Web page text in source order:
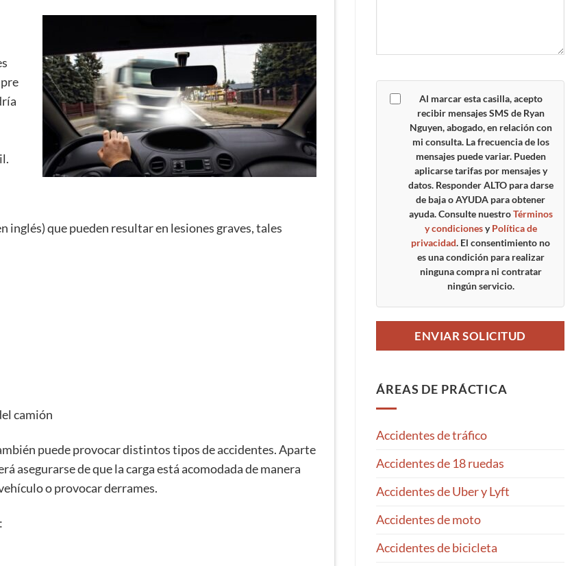
inglés) que pueden resultar en lesiones graves, tales
camión
puede provocar distintos tipos de accidentes. Aparte
asegurarse de que la carga está acomodada de manera
o provocar derrames.
Al marcar esta casilla, acepto
recibir mensajes SMS de Ryan
Nguyen, abogado, en relación con
mi consulta. La frecuencia de los
mensajes puede variar. Pueden
aplicarse tarifas por mensajes y
datos. ResponderALTOpara darse
de baja oAYUDA para obtener
ayuda. Consulte nuestroTérminos
y condicionesyPolítica de
privacidad. El consentimiento no
es una condición para realizar
ninguna compra ni contratar
ningún servicio.
ÁREAS DE PRÁCTICA
Accidentes de tráfico
Accidentes de 18 ruedas
Accidentes de Uber y Lyft
Accidentes de moto
Accidentes de bicicleta